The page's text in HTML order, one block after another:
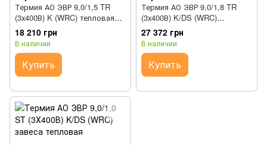
Термия АО ЭВР 9,0/1,5 TR
(3х400В) K (WRC) тепловая
завеса
18 210 грн
В наличии
Купить
Термия АО ЭВР 9,0/1,8 TR
(3х400В) K/DS (WRC)
тепловая завеса
27 372 грн
В наличии
Купить